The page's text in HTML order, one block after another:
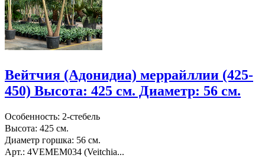
Вейтчия (Адонидиа) меррайллии (425-
450) Высота: 425 см. Диаметр: 56 см.
Особенность: 2-стебель
Высота: 425 см.
Диаметр горшка: 56 см.
Арт.: 4VEMEM034 (Veitchia...